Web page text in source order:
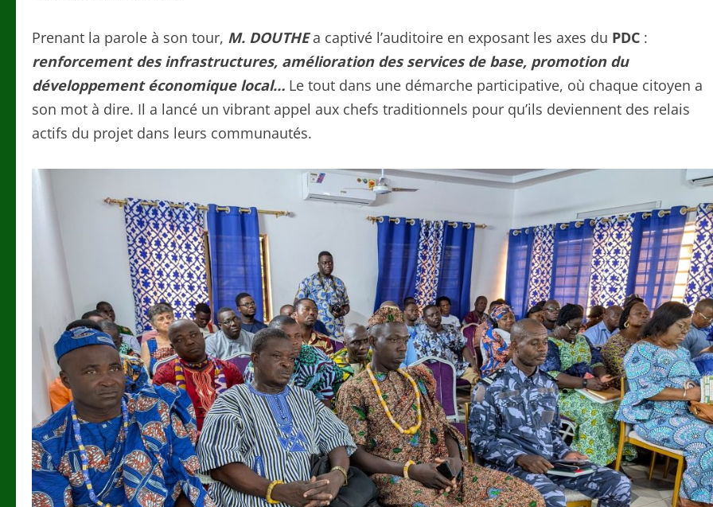
Prenant la parole à son tour, M. DOUTHEa captivé l’auditoire en exposant les axes du PDC :
renforcement des infrastructures, amélioration des services de base, promotion du
développement économique local… Le tout dans une démarche participative, où chaque citoyen a
son mot à dire. Il a lancé un vibrant appel aux chefs traditionnels pour qu’ils deviennent des relais
actifs du projet dans leurs communautés.